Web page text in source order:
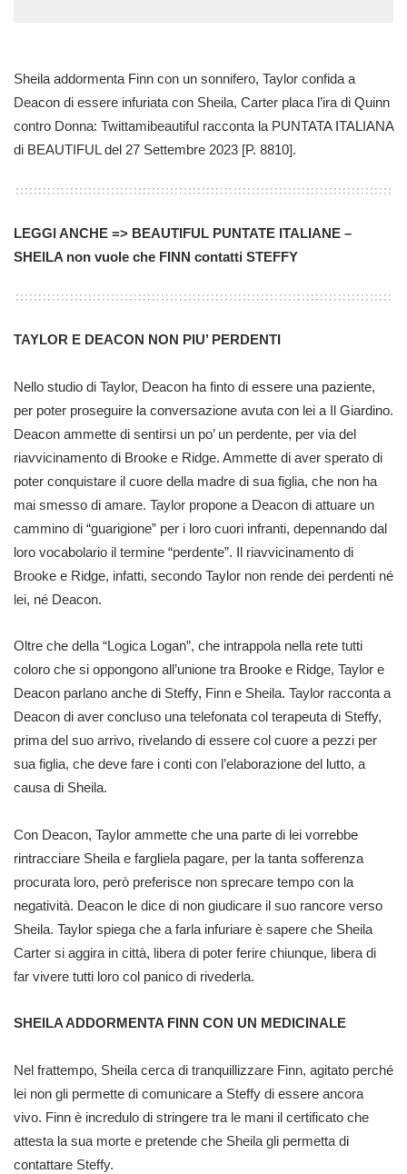
Sheila addormenta Finn con un sonnifero, Taylor confida a
Deacon di essere infuriata con Sheila, Carter placa l’ira di Quinn
contro Donna: Twittamibeautiful racconta la PUNTATA ITALIANA
di BEAUTIFUL del 27 Settembre 2023 [P. 8810].
LEGGI ANCHE => BEAUTIFUL PUNTATE ITALIANE –
SHEILA non vuole che FINN contatti STEFFY
TAYLOR E DEACON NON PIU’ PERDENTI
Nello studio di Taylor, Deacon ha finto di essere una paziente,
per poter proseguire la conversazione avuta con lei a Il Giardino.
Deacon ammette di sentirsi un po’ un perdente, per via del
riavvicinamento di Brooke e Ridge. Ammette di aver sperato di
poter conquistare il cuore della madre di sua figlia, che non ha
mai smesso di amare. Taylor propone a Deacon di attuare un
cammino di “guarigione” per i loro cuori infranti, depennando dal
loro vocabolario il termine “perdente”. Il riavvicinamento di
Brooke e Ridge, infatti, secondo Taylor non rende dei perdenti né
lei, né Deacon.
Oltre che della “Logica Logan”, che intrappola nella rete tutti
coloro che si oppongono all’unione tra Brooke e Ridge, Taylor e
Deacon parlano anche di Steffy, Finn e Sheila. Taylor racconta a
Deacon di aver concluso una telefonata col terapeuta di Steffy,
prima del suo arrivo, rivelando di essere col cuore a pezzi per
sua figlia, che deve fare i conti con l’elaborazione del lutto, a
causa di Sheila.
Con Deacon, Taylor ammette che una parte di lei vorrebbe
rintracciare Sheila e fargliela pagare, per la tanta sofferenza
procurata loro, però preferisce non sprecare tempo con la
negatività. Deacon le dice di non giudicare il suo rancore verso
Sheila. Taylor spiega che a farla infuriare è sapere che Sheila
Carter si aggira in città, libera di poter ferire chiunque, libera di
far vivere tutti loro col panico di rivederla.
SHEILA ADDORMENTA FINN CON UN MEDICINALE
Nel frattempo, Sheila cerca di tranquillizzare Finn, agitato perché
lei non gli permette di comunicare a Steffy di essere ancora
vivo. Finn è incredulo di stringere tra le mani il certificato che
attesta la sua morte e pretende che Sheila gli permetta di
contattare Steffy.